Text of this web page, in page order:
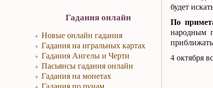
Гадания онлайн
Новые онлайн гадания
Гадания на игральных картах
Гадания Ангелы и Черти
Пасьянсы гадания онлайн
Гадания на монетах
Гадания по рунам
будет
По
народным
4 октября